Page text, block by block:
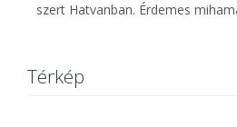
szert Hatvanban. Érdemes
Térkép